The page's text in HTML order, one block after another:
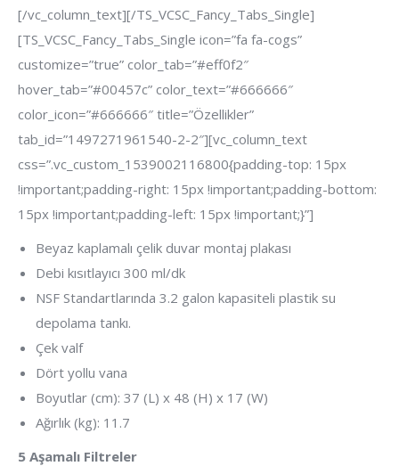
[/vc_column_text][/TS_VCSC_Fancy_Tabs_Single]
[TS_VCSC_Fancy_Tabs_Single icon=”fa fa-cogs”
customize=”true” color_tab=”#eff0f2″
hover_tab=”#00457c” color_text=”#666666″
color_icon=”#666666″ title=”Özellikler”
tab_id=”1497271961540-2-2″][vc_column_text
css=”.vc_custom_1539002116800{padding-top: 15px
!important;padding-right: 15px !important;padding-bottom:
15px !important;padding-left: 15px !important;}”]
Beyaz kaplamalı çelik duvar montaj plakası
Debi kısıtlayıcı 300 ml/dk
NSF Standartlarında 3.2 galon kapasiteli plastik su
depolama tankı.
Çek valf
Dört yollu vana
Boyutlar (cm): 37 (L) x 48 (H) x 17 (W)
Ağırlık (kg): 11.7
5 Aşamalı Filtreler